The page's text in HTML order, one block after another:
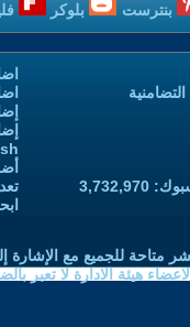
بنترست بلوكر
متاحة للجميع مع الإشارة
هيئة الادارة لا تعبر